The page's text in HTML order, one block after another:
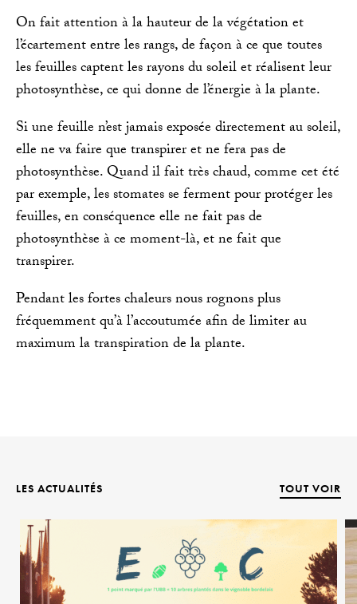
On fait attention à la hauteur de la végétation et
l’écartement entre les rangs, de façon à ce que toutes
les feuilles captent les rayons du soleil et réalisent leur
photosynthèse, ce qui donne de l’énergie à la plante.
Si une feuille n’est jamais exposée directement au soleil,
elle ne va faire que transpirer et ne fera pas de
photosynthèse. Quand il fait très chaud, comme cet été
par exemple, les stomates se ferment pour protéger les
feuilles, en conséquence elle ne fait pas de
photosynthèse à ce moment-là, et ne fait que
transpirer.
Pendant les fortes chaleurs nous rognons plus
fréquemment qu’à l’accoutumée afin de limiter au
maximum la transpiration de la plante.
LES ACTUALITÉS TOUT VOIR